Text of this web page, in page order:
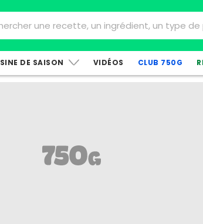
DE SAISON VIDÉOS CLUB 750G